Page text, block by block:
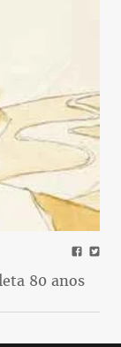
80 anos